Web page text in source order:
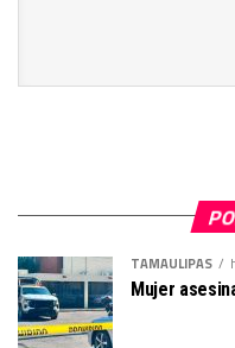
TAMAULIPAS
Mujer